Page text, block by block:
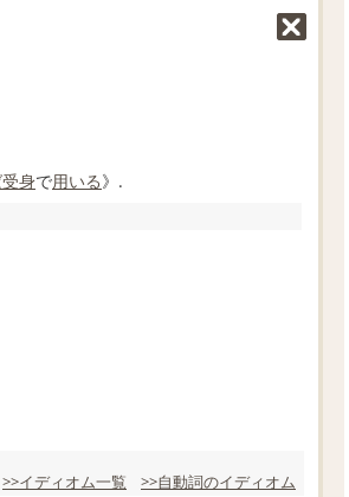
受身で用いる》.
>>イディオム一覧
>>自動詞のイディオム